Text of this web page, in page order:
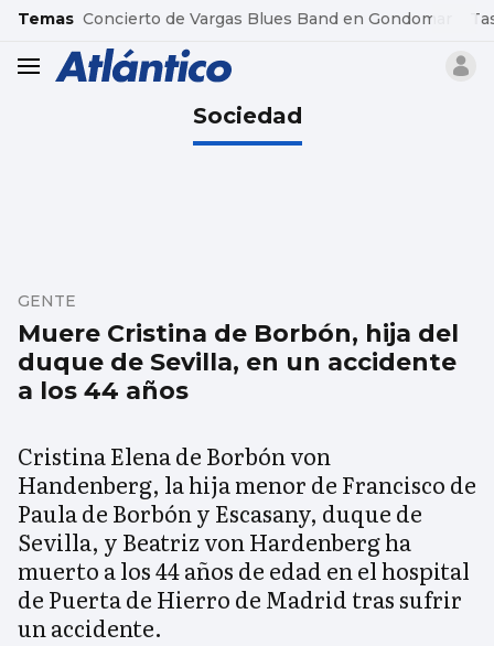
common.go-to-content
Temas Concierto de Vargas Blues Band en Gondomar
header.menu.open
Sociedad
Muere Cristina de Borbón, hija del
duque de Sevilla, en un accidente
a los 44 años
GENTE
Cristina Elena de Borbón von
Handenberg, la hija menor de Francisco de
Paula de Borbón y Escasany, duque de
Sevilla, y Beatriz von Hardenberg ha
muerto a los 44 años de edad en el hospital
de Puerta de Hierro de Madrid tras sufrir
un accidente.